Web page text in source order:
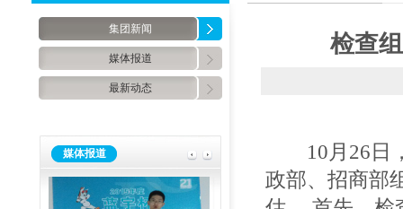
集团新闻
媒体报道
最新动态
媒体报道
检查
10月26日，
政部、招商部